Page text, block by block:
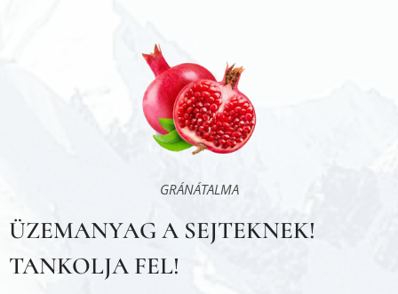
GRÁNÁTALMA
ÜZEMANYAG A SEJTEKNEK!
TANKOLJA FEL!